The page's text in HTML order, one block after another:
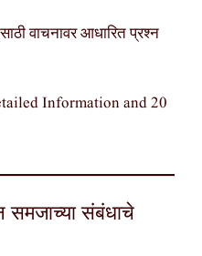
वाचनावर आधारित प्रश्न
Information and 20
संबंधाचे